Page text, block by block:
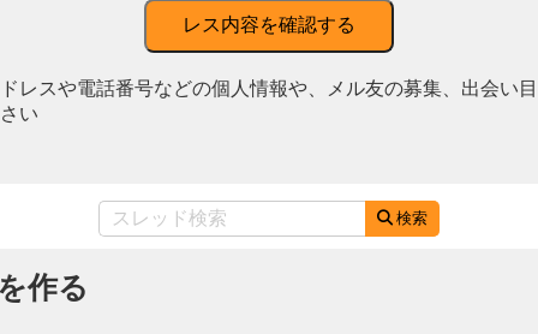
レス内容を確認する
レスや電話番号などの個人情報や、メル友の募集、出会い
い
検索
作る